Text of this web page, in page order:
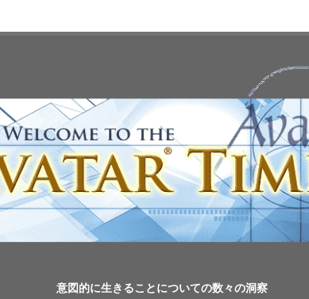
意図的に生きることについての数々の洞察